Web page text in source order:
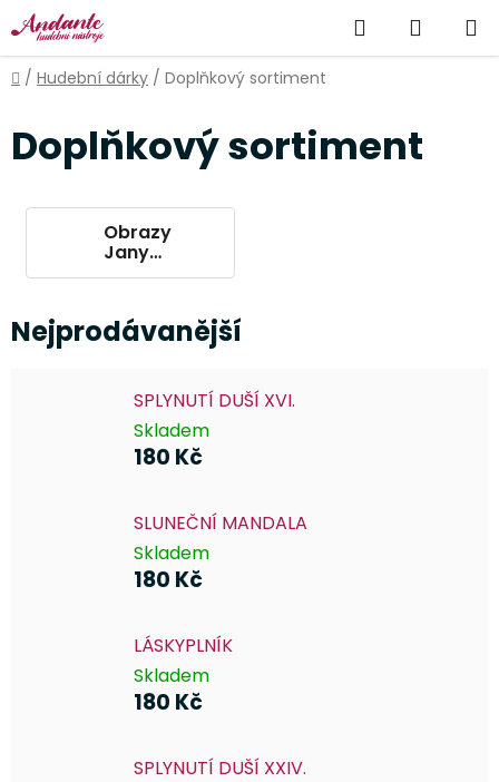
Přejít
na
obsah
Hledat
KOŠÍK
Domů
/ Hudební dárky / Doplňkový sortiment
Doplňkový sortiment
Obrazy
Jany
Kateřiny
Nejprodávanější
SPLYNUTÍ DUŠÍ XVI.
Skladem
180 Kč
SLUNEČNÍ MANDALA
Skladem
180 Kč
LÁSKYPLNÍK
Skladem
180 Kč
SPLYNUTÍ DUŠÍ XXIV.